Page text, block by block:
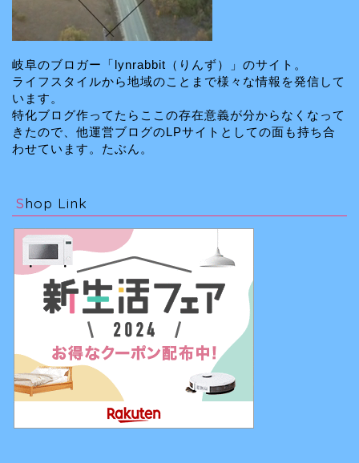
岐阜のブロガー「lynrabbit（りんず）」のサイト。
ライフスタイルから地域のことまで様々な情報を発信して
います。
特化ブログ作ってたらここの存在意義が分からなくなって
きたので、他運営ブログのLPサイトとしての面も持ち合
わせています。たぶん。
Shop Link